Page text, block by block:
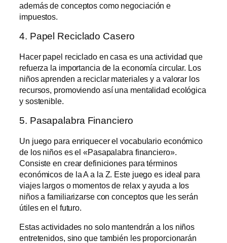
además de conceptos como negociación e
impuestos.
4. Papel Reciclado Casero
Hacer papel reciclado en casa es una actividad que
refuerza la importancia de la economía circular. Los
niños aprenden a reciclar materiales y a valorar los
recursos, promoviendo así una mentalidad ecológica
y sostenible.
5. Pasapalabra Financiero
Un juego para enriquecer el vocabulario económico
de los niños es el «Pasapalabra financiero».
Consiste en crear definiciones para términos
económicos de la A a la Z. Este juego es ideal para
viajes largos o momentos de relax y ayuda a los
niños a familiarizarse con conceptos que les serán
útiles en el futuro.
Estas actividades no solo mantendrán a los niños
entretenidos, sino que también les proporcionarán